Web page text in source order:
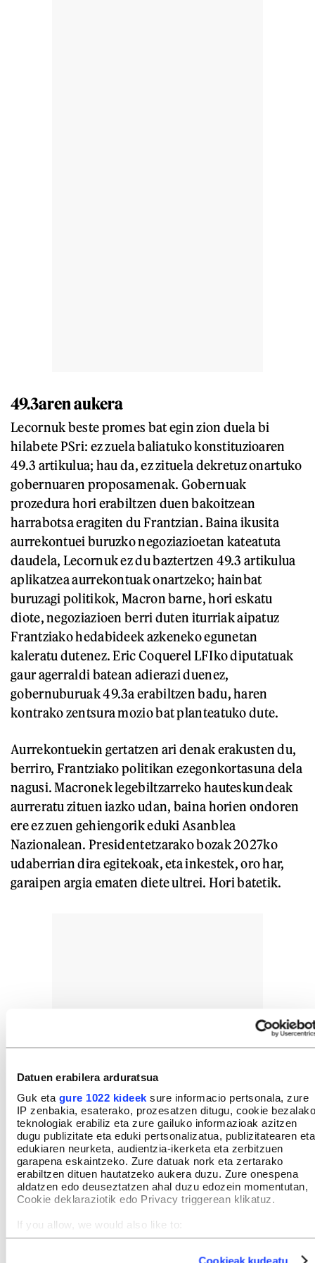
Datuen erabilera arduratsua
Guk eta gure 1022 kideek sure informacio pertsonala, zure
IP zenbakia, esaterako, prozesatzen ditugu, cookie bezalako
teknologiak erabiliz eta zure gailuko informazioak azitzen
dugu publizitate eta eduki pertsonalizatua, publizitatearen eta
edukiaren neurketa, audientzia-ikerketa eta zerbitzuen
garapena eskaintzeko. Zure datuak nork eta zertarako
erabiltzen dituen hautatzeko aukera duzu. Zure onespena
aldatzen edo deuseztatzen ahal duzu edozein momentutan,
Cookie deklaraziotik edo Privacy triggerean klikatuz.
If you allow, we would also like to:
Collect information about your geographical location
Cookieak kudeatu
49.3aren aukera
Lecornuk beste promes bat egin zion duela bi
hilabete PSri: ez zuela baliatuko konstituzioaren
49.3 artikulua; hau da, ez zituela dekretuz onartuko
gobernuaren proposamenak. Gobernuak
prozedura hori erabiltzen duen bakoitzean
harrabotsa eragiten du Frantzian. Baina ikusita
aurrekontuei buruzko negoziazioetan kateatuta
daudela, Lecornuk ez du baztertzen 49.3 artikulua
aplikatzea aurrekontuak onartzeko; hainbat
buruzagi politikok, Macron barne, hori eskatu
diote, negoziazioen berri duten iturriak aipatuz
Frantziako hedabideek azkeneko egunetan
kaleratu dutenez. Eric Coquerel LFIko diputatuak
gaur agerraldi batean adierazi duenez,
gobernuburuak 49.3a erabiltzen badu, haren
kontrako zentsura mozio bat planteatuko dute.
Aurrekontuekin gertatzen ari denak erakusten du,
berriro, Frantziako politikan ezegonkortasuna dela
nagusi. Macronek legebiltzarreko hauteskundeak
aurreratu zituen iazko udan, baina horien ondoren
ere ez zuen gehiengorik eduki Asanblea
Nazionalean. Presidentetzarako bozak 2027ko
udaberrian dira egitekoak, eta inkestek, oro har,
garaipen argia ematen diete ultrei. Hori batetik.